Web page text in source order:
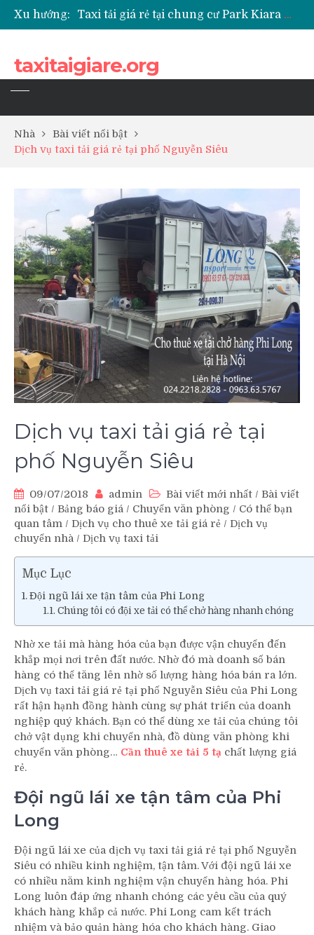
Xu hướng:
Taxi tải giá rẻ tại chung cư Park Kiara Hà Đông
Taxi tải giá rẻ tại chung cư Grande Park Phú Lãm
taxitaigiare.org
Nhà
Bài viết nổi bật
Dịch vụ taxi tải giá rẻ tại phố Nguyễn Siêu
Dịch vụ taxi tải giá rẻ tại
phố Nguyễn Siêu
09/07/2018 admin Bài viết mới nhất / Bài viết
nổi bật / Bảng báo giá / Chuyển văn phòng / Có thể bạn
quan tâm / Dịch vụ cho thuê xe tải giá rẻ / Dịch vụ
chuyển nhà / Dịch vụ taxi tải
Mục Lục
Đội ngũ lái xe tận tâm của Phi Long
Chúng tôi có đội xe tải có thể chở hàng nhanh chóng
Nhờ xe tải mà hàng hóa của bạn được vận chuyển đến
khắp mọi nơi trên đất nước. Nhờ đó mà doanh số bán
hàng có thể tăng lên nhờ số lượng hàng hóa bán ra lớn.
Dịch vụ taxi tải giá rẻ tại phố Nguyễn Siêu của Phi Long
rất hận hạnh đồng hành cùng sự phát triển của doanh
nghiệp quý khách. Bạn có thể dùng xe tải của chúng tôi
chở vật dụng khi chuyển nhà, đồ dùng văn phòng khi
chuyển văn phòng… Cần thuê xe tải 5 tạ chất lượng giá
rẻ.
Đội ngũ lái xe tận tâm của Phi
Long
Đội ngũ lái xe của dịch vụ taxi tải giá rẻ tại phố Nguyễn
Siêu có nhiều kinh nghiệm, tận tâm. Với đội ngũ lái xe
có nhiều năm kinh nghiệm vận chuyển hàng hóa. Phi
Long luôn đáp ứng nhanh chóng các yêu cầu của quý
khách hàng khắp cả nước. Phi Long cam kết trách
nhiệm và bảo quản hàng hóa cho khách hàng. Giao